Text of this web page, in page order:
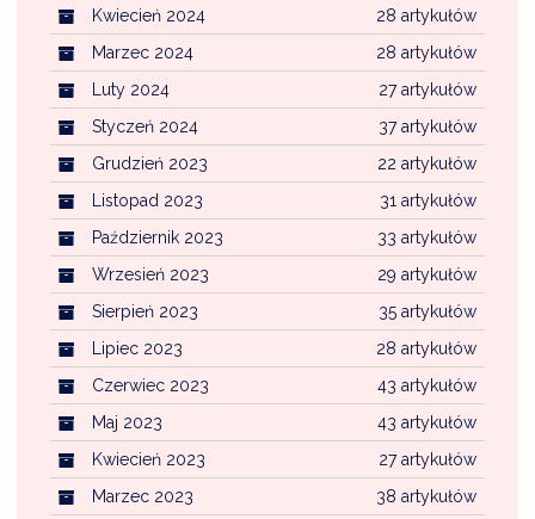
28 artykułów
Kwiecień 2024
28 artykułów
Marzec 2024
27 artykułów
Luty 2024
37 artykułów
Styczeń 2024
22 artykułów
Grudzień 2023
31 artykułów
Listopad 2023
33 artykułów
Październik 2023
29 artykułów
Wrzesień 2023
35 artykułów
Sierpień 2023
28 artykułów
Lipiec 2023
43 artykułów
Czerwiec 2023
43 artykułów
Maj 2023
27 artykułów
Kwiecień 2023
38 artykułów
Marzec 2023